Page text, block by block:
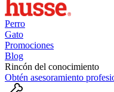
Perro
Gato
Promociones
Blog
Rincón del conocimiento
Obtén asesoramiento